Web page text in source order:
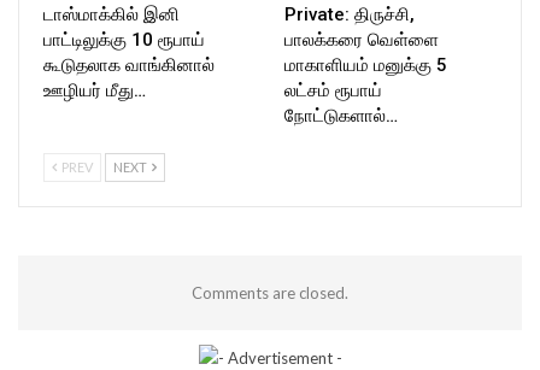
டாஸ்மாக்கில் இனி
பாட்டிலுக்கு 10 ரூபாய்
கூடுதலாக வாங்கினால்
ஊழியர் மீது…
Private: திருச்சி,
பாலக்கரை வெள்ளை
மாகாளியம் மனுக்கு 5
லட்சம் ரூபாய்
நோட்டுகளால்…
PREV NEXT
Comments are closed.